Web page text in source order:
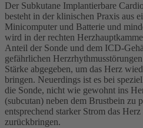
Der Subkutane Implantierbare
besteht in der klinischen Praxis aus
Minicomputer und Batterie und
wird in der rechten
Anteil der Sonde und dem ICD-
gefährlichen
Stärke abgegeben, um das Herz
bringen. Neuerdings ist es bei
die Sonde, nicht wie gewohnt ins
(subcutan) neben dem Brustbein zu
entsprechend starker Strom das
zurückbringen.